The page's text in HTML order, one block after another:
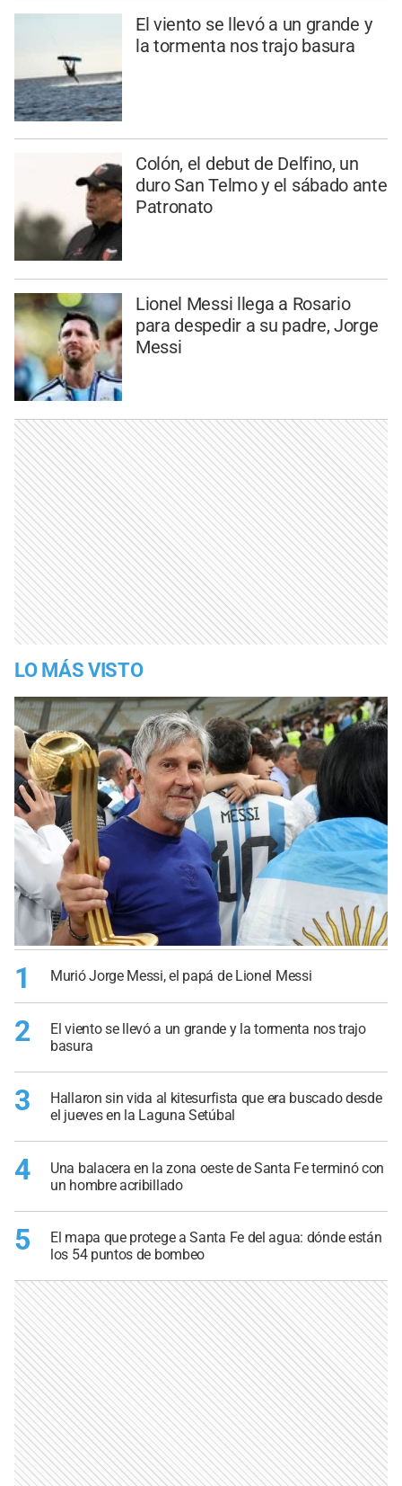
El viento se llevó a un grande y
la tormenta nos trajo basura
Colón, el debut de Delfino, un
duro San Telmo y el sábado ante
Patronato
Lionel Messi llega a Rosario
para despedir a su padre, Jorge
Messi
LO MÁS VISTO
1 Murió Jorge Messi, el papá de Lionel Messi
2
El viento se llevó a un grande y la tormenta nos trajo
basura
3
Hallaron sin vida al kitesurfista que era buscado desde
el jueves en la Laguna Setúbal
4
Una balacera en la zona oeste de Santa Fe terminó con
un hombre acribillado
5
El mapa que protege a Santa Fe del agua: dónde están
los 54 puntos de bombeo